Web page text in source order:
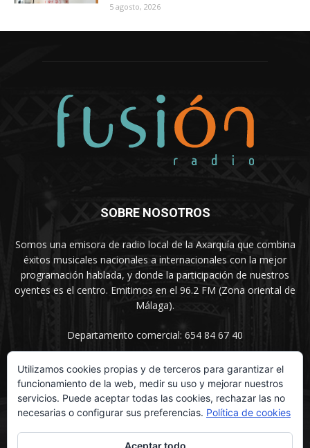
5 agosto, 2026
SOBRE NOSOTROS
Somos una emisora de radio local de la Axarquía que combina
éxitos musicales nacionales a internacionales con la mejor
programación hablada, y donde la participación de nuestros
oyentes es el centro. Emitimos en el 96.2 FM (Zona oriental de
Málaga).
Departamento comercial: 654 84 67 40
SÍGUENOS
Utilizamos cookies propias y de terceros para garantizar el
funcionamiento de la web, medir su uso y mejorar nuestros
servicios. Puede aceptar todas las cookies, rechazar las no
necesarias o configurar sus preferencias. Política de cookies
Aceptar todo